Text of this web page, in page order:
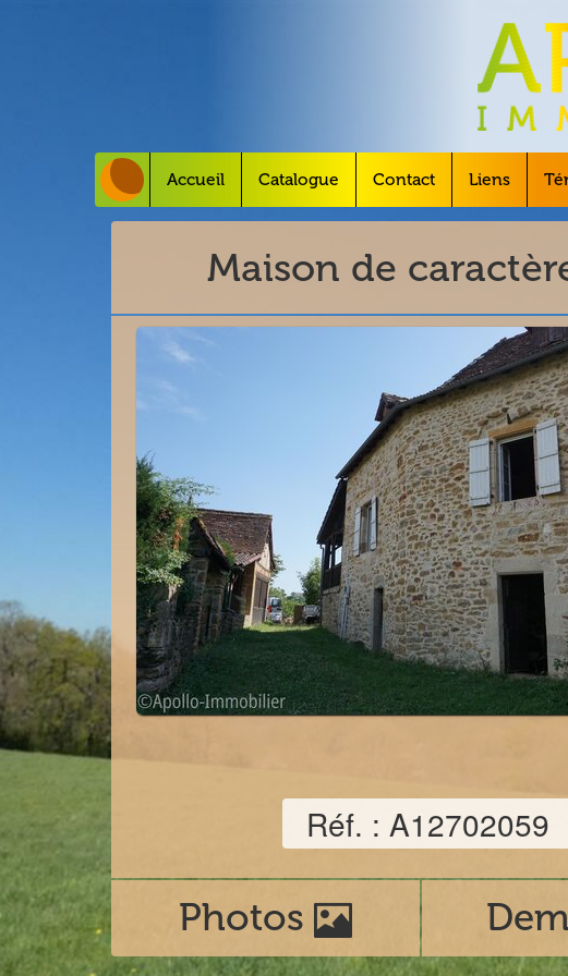
Accueil Catalogue Contact Liens
Maison de
Réf. : A12702059
Photos